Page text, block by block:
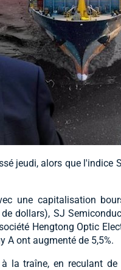
jeudi, alors que l'indice
une capitalisation
dollars), SJ
Hengtong Optic
A ont augmenté de 5,5%.
la traîne, en reculant